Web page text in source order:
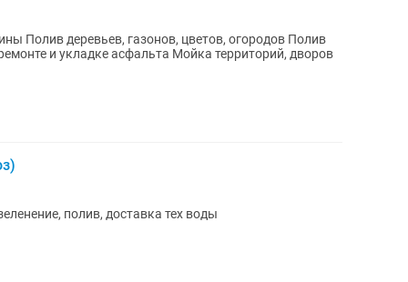
деревьев, газонов, цветов, огородов Полив
полив, доставка тех воды